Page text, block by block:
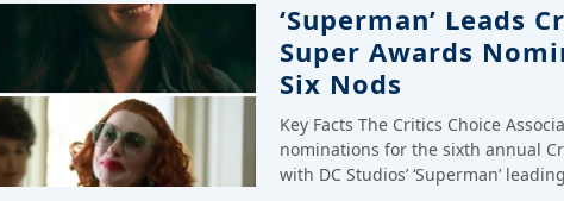
‘Superman’ Leads
Super Awards
Six Nods
Key Facts The Critics Choice
nominations for the sixth annual
with DC Studios’ ‘Superman’